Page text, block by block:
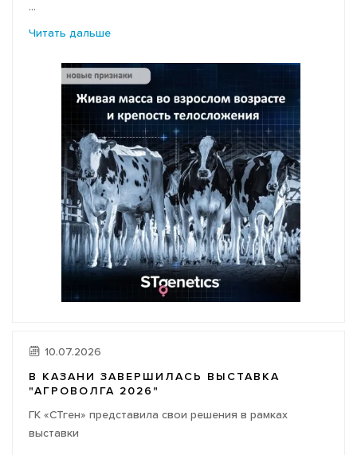
...
Читать дальше
10.07.2026
В КАЗАНИ ЗАВЕРШИЛАСЬ ВЫСТАВКА
"АГРОВОЛГА 2026"
ГК «СТген» представила свои решения в рамках
выставки